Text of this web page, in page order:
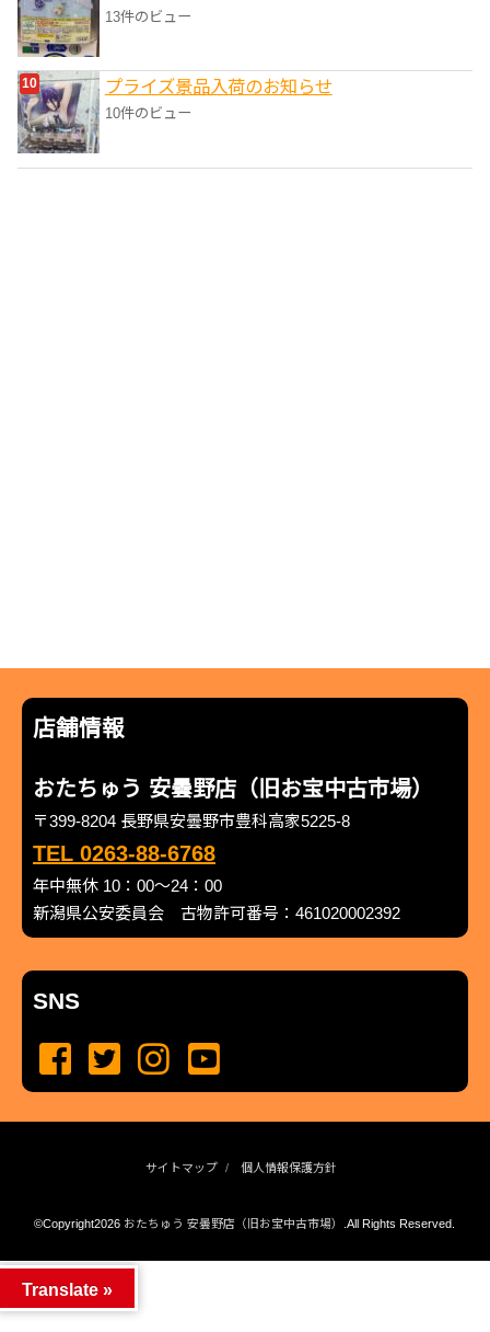
13件のビュー
プライズ景品入荷のお知らせ
10件のビュー
店舗情報
おたちゅう 安曇野店（旧お宝中古市場）
〒399-8204 長野県安曇野市豊科高家5225-8
TEL 0263-88-6768
年中無休 10：00～24：00
新潟県公安委員会 古物許可番号：461020002392
SNS
サイトマップ 個人情報保護方針
©Copyright2026 おたちゅう 安曇野店（旧お宝中古市場） .All Rights Reserved.
Translate »